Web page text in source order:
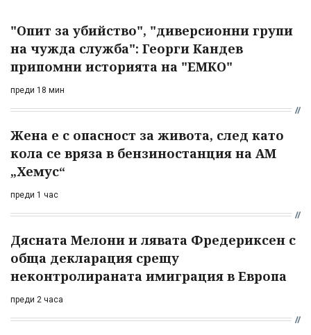
"Опит за убийство", "диверсионни групи
на чужда служба": Георги Кандев
припомни историята на "ЕМКО"
преди 18 мин
Жена е с опасност за живота, след като
кола се вряза в бензиностанция на АМ
„Хемус“
преди 1 час
Дясната Мелони и лявата Фредериксен с
обща декларация срещу
неконтролираната имиграция в Европа
преди 2 часа